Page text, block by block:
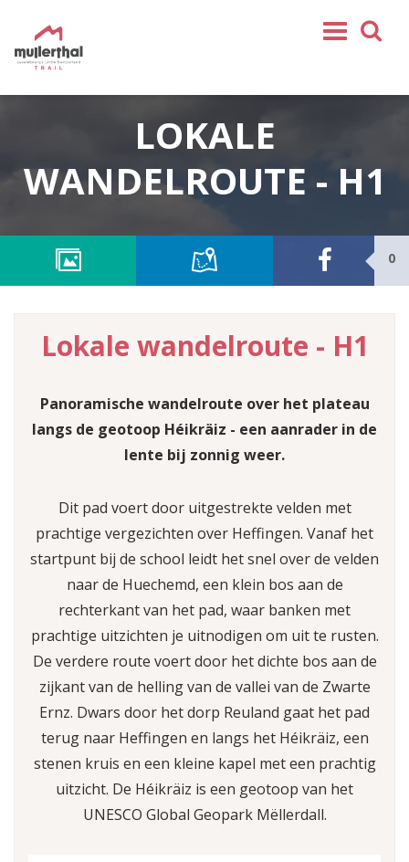
Mullerthal Trail
Partner
VOLG ONS
LOKALE
WANDELROUTE - H1
0
Lokale wandelroute - H1
Panoramische wandelroute over het plateau
langs de geotoop Héikräiz - een aanrader in de
lente bij zonnig weer.
Dit pad voert door uitgestrekte velden met
prachtige vergezichten over Heffingen. Vanaf het
startpunt bij de school leidt het snel over de velden
naar de Huechemd, een klein bos aan de
rechterkant van het pad, waar banken met
prachtige uitzichten je uitnodigen om uit te rusten.
De verdere route voert door het dichte bos aan de
zijkant van de helling van de vallei van de Zwarte
Ernz. Dwars door het dorp Reuland gaat het pad
terug naar Heffingen en langs het Héikräiz, een
stenen kruis en een kleine kapel met een prachtig
uitzicht. De Héikräiz is een geotoop van het
UNESCO Global Geopark Mëllerdall.